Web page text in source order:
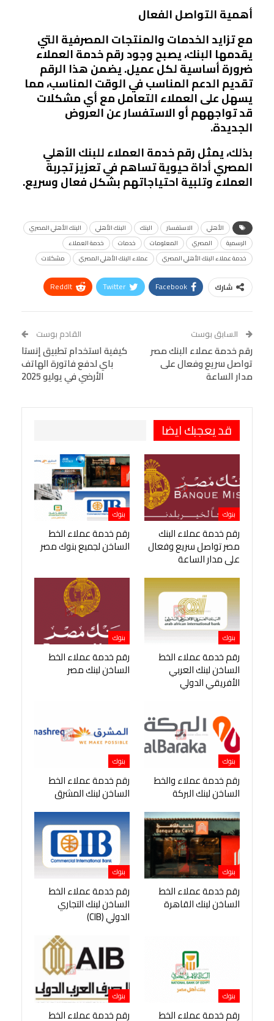
أهمية التواصل الفعال
مع تزايد الخدمات والمنتجات المصرفية التي
يقدمها البنك، يصبح وجود رقم خدمة العملاء
ضرورة أساسية لكل عميل. يضمن هذا الرقم
تقديم الدعم المناسب في الوقت المناسب، مما
يسهل على العملاء التعامل مع أي مشكلات
قد تواجههم أو الاستفسار عن العروض
الجديدة.
بذلك، يمثل رقم خدمة العملاء للبنك الأهلي
المصري أداة حيوية تساهم في تعزيز تجربة
العملاء وتلبية احتياجاتهم بشكل فعال وسريع.
الأهلي الاستفسار البنك البنك الأهلي
البنك الأهلي المصري
الرسمية
المصري المعلومات خدمات
خدمة العملاء
خدمة عملاء البنك الأهلي المصري
عملاء البنك الأهلي المصري مشكلات
شارك Facebook
Twitter
ReddIt
Tumblr
البريد الإلكتروني
StumbleUpon
VK
Digg
LINE
BlackBerry
Viber
السابق بوست
رقم خدمة عملاء البنك مصر
تواصل سريع وفعال على
مدار الساعة
القادم بوست
كيفية استخدام تطبيق إنستا
باي لدفع فاتورة الهاتف
الأرضي في يوليو 2025
قد يعجبك ايضا
بنوك
رقم خدمة عملاء البنك
مصر تواصل سريع وفعال
على مدار الساعة
بنوك
رقم خدمة عملاء الخط
الساخن لجميع بنوك مصر
بنوك
رقم خدمة عملاء الخط
الساخن لبنك العربي
الأفريقي الدولي
بنوك
رقم خدمة عملاء الخط
الساخن لبنك مصر
بنوك
رقم خدمة عملاء والخط
الساخن لبنك البركة
بنوك
رقم خدمة عملاء الخط
الساخن لبنك المشرق
بنوك
رقم خدمة عملاء الخط
الساخن لبنك القاهرة
بنوك
رقم خدمة عملاء الخط
الساخن لبنك التجاري
الدولي (CIB)
بنوك
رقم خدمة عملاء الخط
بنوك
رقم خدمة عملاء الخط